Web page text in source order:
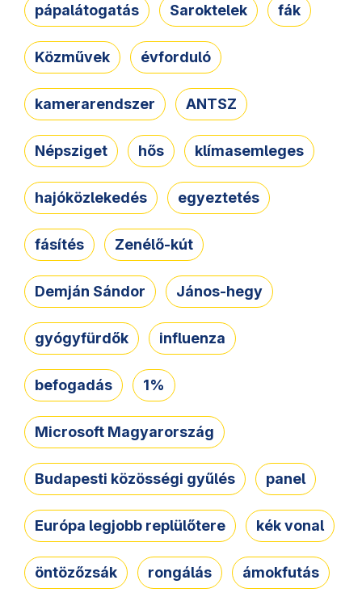
pápalátogatás Saroktelek fák
Közművek évforduló
kamerarendszer ANTSZ
Népsziget hős klímasemleges
hajóközlekedés egyeztetés
fásítés Zenélő-kút
Demján Sándor János-hegy
gyógyfürdők influenza
befogadás 1%
Microsoft Magyarország
Budapesti közösségi gyűlés panel
Európa legjobb replülőtere kék vonal
öntözőzsák rongálás ámokfutás